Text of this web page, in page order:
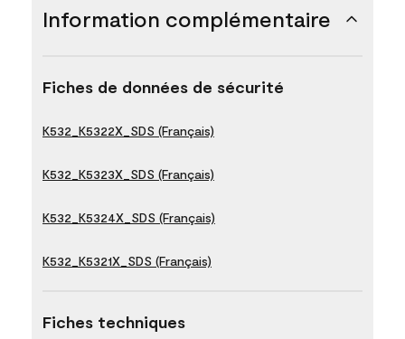
Information complémentaire
Fiches de données de sécurité
K532_K5322X_SDS (Français)
K532_K5323X_SDS (Français)
K532_K5324X_SDS (Français)
K532_K5321X_SDS (Français)
Fiches techniques